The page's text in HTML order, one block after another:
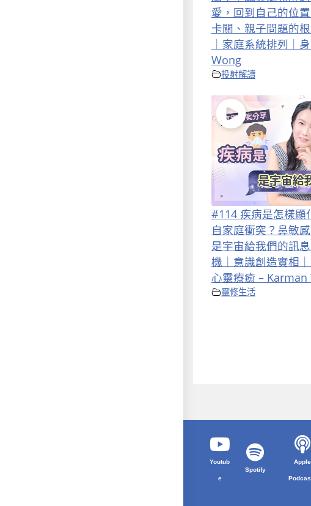
愛，回到自己的位
卡關、親子問題的
｜家庭系統排列｜
Wong
投射解讀
#114 疾病是怎樣顯
自家庭衝突？鼻敏
是宇宙給我們的訊
機｜意識創造實相
心靈療癒 –
靈修生活
Youtub
e
Spotify
Apple